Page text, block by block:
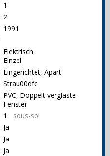
1
2
1991
Elektrisch
Einzel
Eingerichtet, Apart
Strau00dfe
PVC, Doppelt verglaste
Fenster
1 sous-sol
Ja
Ja
Ja